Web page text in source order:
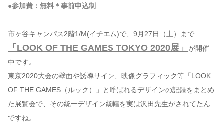
●参加費：無料＊事前申込制
市ヶ谷キャンパス2階1/M(イチエム)で、9月27日（土）まで
「LOOK OF THE GAMES TOKYO 2020展」
が開催
中です。
東京2020大会の壁面や誘導サイン、映像グラフィック等「LOOK
OF THE GAMES（ルック）」と呼ばれるデザインの記録をまとめ
た展覧会で、その統一デザイン統轄を実は沢田先生がされてたん
ですね。